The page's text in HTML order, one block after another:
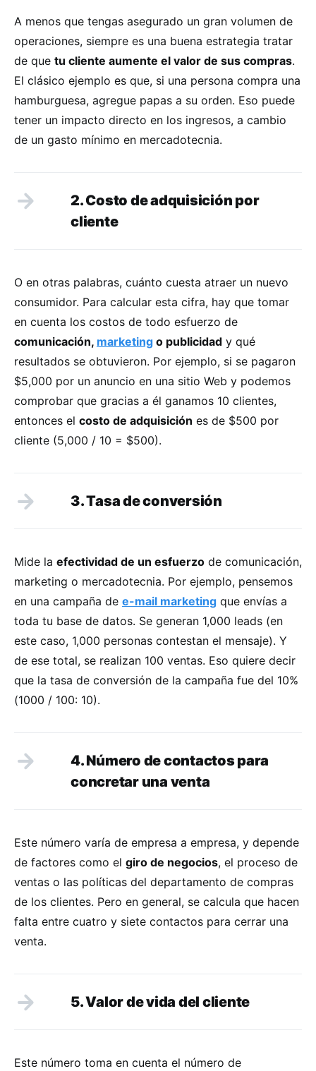
A menos que tengas asegurado un gran volumen de
operaciones, siempre es una buena estrategia tratar
de que tu cliente aumente el valor de sus compras.
El clásico ejemplo es que, si una persona compra una
hamburguesa, agregue papas a su orden. Eso puede
tener un impacto directo en los ingresos, a cambio
de un gasto mínimo en mercadotecnia.
2. Costo de adquisición por
cliente
O en otras palabras, cuánto cuesta atraer un nuevo
consumidor. Para calcular esta cifra, hay que tomar
en cuenta los costos de todo esfuerzo de
comunicación, marketing o publicidad y qué
resultados se obtuvieron. Por ejemplo, si se pagaron
$5,000 por un anuncio en una sitio Web y podemos
comprobar que gracias a él ganamos 10 clientes,
entonces el costo de adquisición es de $500 por
cliente (5,000 / 10 = $500).
3. Tasa de conversión
Mide la efectividad de un esfuerzo de comunicación,
marketing o mercadotecnia. Por ejemplo, pensemos
en una campaña de e-mail marketing que envías a
toda tu base de datos. Se generan 1,000 leads (en
este caso, 1,000 personas contestan el mensaje). Y
de ese total, se realizan 100 ventas. Eso quiere decir
que la tasa de conversión de la campaña fue del 10%
(1000 / 100: 10).
4. Número de contactos para
concretar una venta
Este número varía de empresa a empresa, y depende
de factores como el giro de negocios, el proceso de
ventas o las políticas del departamento de compras
de los clientes. Pero en general, se calcula que hacen
falta entre cuatro y siete contactos para cerrar una
venta.
5. Valor de vida del cliente
Este número toma en cuenta el número de